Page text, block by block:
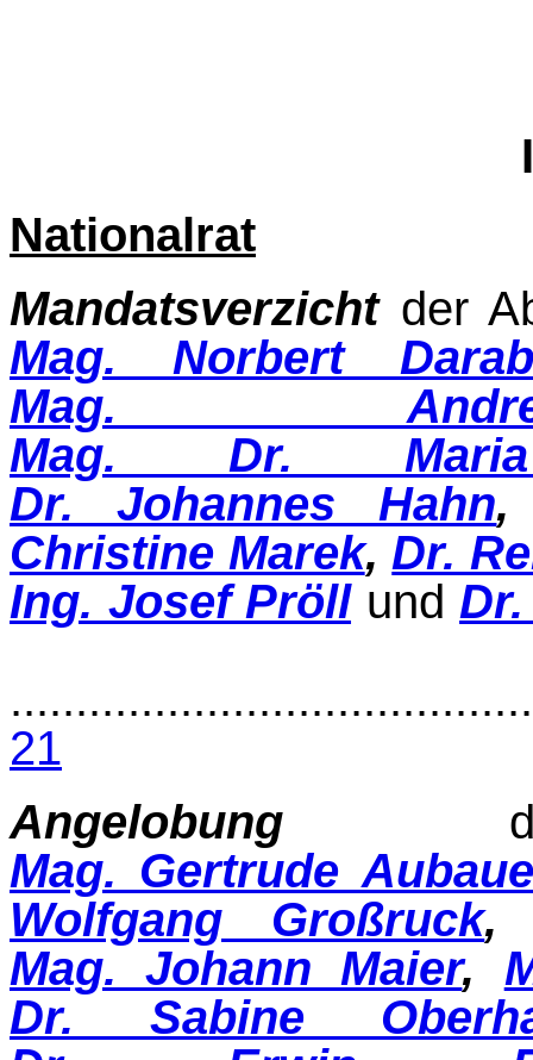
Nationalrat
Mandatsverzichtder
Mag. Norbert
Mag.
Mag. Dr.
Dr. Johannes Hahn
Christine Marek, Dr.
Ing. Josef Pröllund
21
Angelobung der
Mag. Gertrude
Wolfgang Großruck
Mag. Johann Maier,
Dr. Sabine